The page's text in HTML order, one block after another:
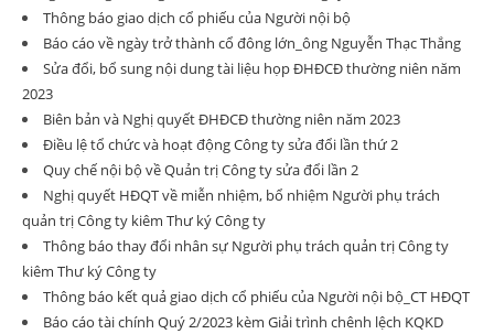
Thông báo giao dịch cổ phiếu của Người nội bộ
Báo cáo về ngày trở thành cổ đông lớn_ông Nguyễn Thạc Thắng
Sửa đổi, bổ sung nội dung tài liệu họp ĐHĐCĐ thường niên năm
2023
Biên bản và Nghị quyết ĐHĐCĐ thường niên năm 2023
Điều lệ tổ chức và hoạt động Công ty sửa đổi lần thứ 2
Quy chế nội bộ về Quản trị Công ty sửa đổi lần 2
Nghị quyết HĐQT về miễn nhiệm, bổ nhiệm Người phụ trách
quản trị Công ty kiêm Thư ký Công ty
Thông báo thay đổi nhân sự Người phụ trách quản trị Công ty
kiêm Thư ký Công ty
Thông báo kết quả giao dịch cổ phiếu của Người nội bộ_CT HĐQT
Báo cáo tài chính Quý 2/2023 kèm Giải trình chênh lệch KQKD